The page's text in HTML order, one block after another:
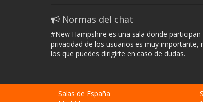
Normas del chat
#New Hampshire es una sala donde
privacidad de los usuarios es muy
los que puedes dirigirte en caso de dudas.
Salas de España